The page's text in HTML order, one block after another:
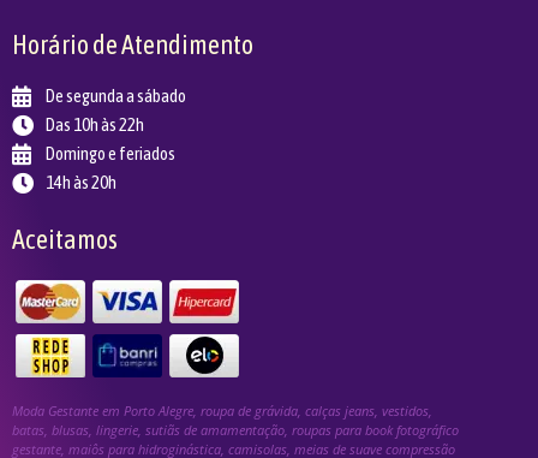
Horário de Atendimento
De segunda a sábado
Das 10h às 22h
Domingo e feriados
14h às 20h
Aceitamos
Moda Gestante em Porto Alegre, roupa de grávida, calças jeans, vestidos,
batas, blusas, lingerie, sutiãs de amamentação, roupas para book fotográfico
gestante, maiôs para hidroginástica, camisolas, meias de suave compressão